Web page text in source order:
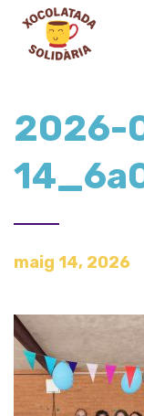
2026-
maig 14, 2026